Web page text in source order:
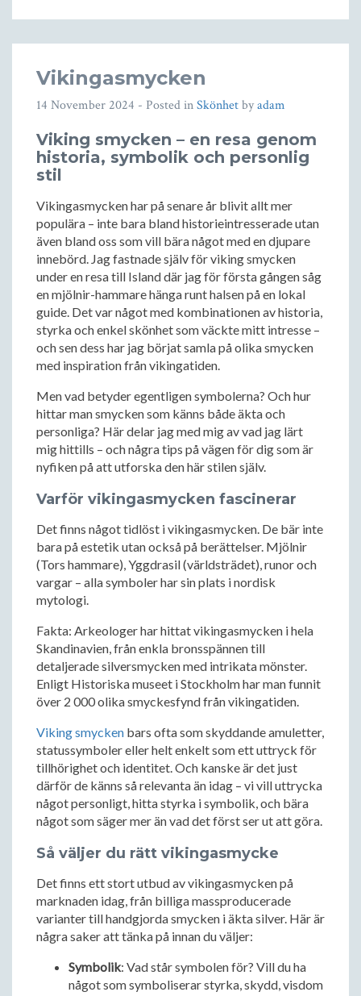
Vikingasmycken
14 November 2024 - Posted inSkönhetbyadam
Viking smycken – en resa genom
historia, symbolik och personlig
stil
Vikingasmycken har på senare år blivit allt mer
populära – inte bara bland historieintresserade utan
även bland oss som vill bära något med en djupare
innebörd. Jag fastnade själv för viking smycken
under en resa till Island där jag för första gången såg
en mjölnir-hammare hänga runt halsen på en lokal
guide. Det var något med kombinationen av historia,
styrka och enkel skönhet som väckte mitt intresse –
och sen dess har jag börjat samla på olika smycken
med inspiration från vikingatiden.
Men vad betyder egentligen symbolerna? Och hur
hittar man smycken som känns både äkta och
personliga? Här delar jag med mig av vad jag lärt
mig hittills – och några tips på vägen för dig som är
nyfiken på att utforska den här stilen själv.
Varför vikingasmycken fascinerar
Det finns något tidlöst i vikingasmycken. De bär inte
bara på estetik utan också på berättelser. Mjölnir
(Tors hammare), Yggdrasil (världsträdet), runor och
vargar – alla symboler har sin plats i nordisk
mytologi.
Fakta: Arkeologer har hittat vikingasmycken i hela
Skandinavien, från enkla bronsspännen till
detaljerade silversmycken med intrikata mönster.
Enligt Historiska museet i Stockholm har man funnit
över 2 000 olika smyckesfynd från vikingatiden.
Viking smycken bars ofta som skyddande amuletter,
statussymboler eller helt enkelt som ett uttryck för
tillhörighet och identitet. Och kanske är det just
därför de känns så relevanta än idag – vi vill uttrycka
något personligt, hitta styrka i symbolik, och bära
något som säger mer än vad det först ser ut att göra.
Så väljer du rätt vikingasmycke
Det finns ett stort utbud av vikingasmycken på
marknaden idag, från billiga massproducerade
varianter till handgjorda smycken i äkta silver. Här är
några saker att tänka på innan du väljer:
Symbolik: Vad står symbolen för? Vill du ha
något som symboliserar styrka, skydd, visdom